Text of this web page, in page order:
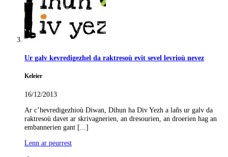
Ur galv kevredigezhel da raktresoù evit sevel levrioù nevez
Keleier
16/12/2013
Ar c’hevredigezhioù Diwan, Dihun ha Div Yezh a lañs ur galv da
raktresoù davet ar skrivagnerien, an dresourien, an droerien hag an
embannerien gant [...]
Lenn ar peurrest